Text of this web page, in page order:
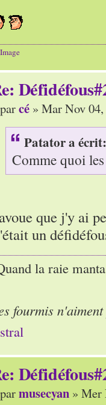
parcé » Mar Nov
Patator a écrit:
Comme quoi
que j'y ai
un
la raie
fourmis
parmusecyan » Mer